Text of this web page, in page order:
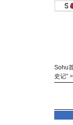
Sohu
史记” >